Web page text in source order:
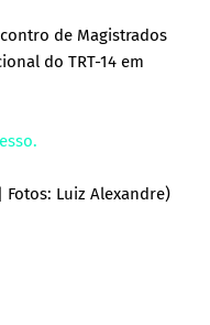
de Magistrados
do TRT-14 em
Fotos: Luiz Alexandre)